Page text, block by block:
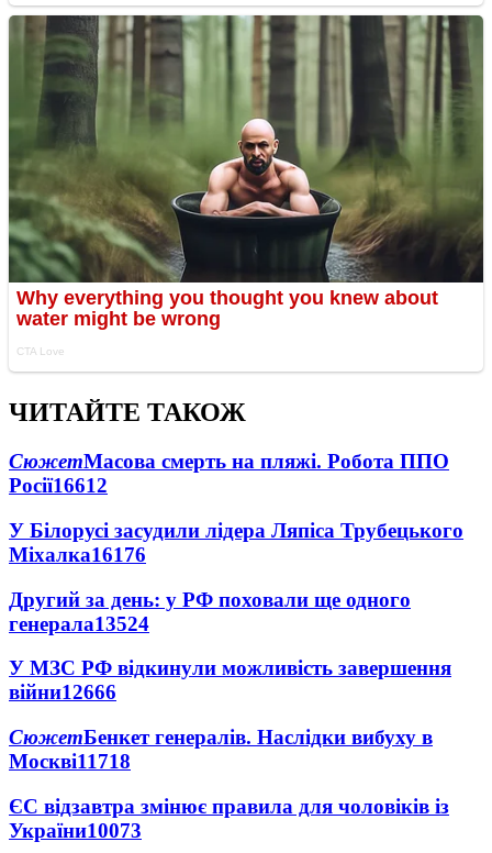
ЧИТАЙТЕ ТАКОЖ
СюжетМасова смерть на пляжі. Робота ППО
Росії16612
У Білорусі засудили лідера Ляпіса Трубецького
Міхалка16176
Другий за день: у РФ поховали ще одного
генерала13524
У МЗС РФ відкинули можливість завершення
війни12666
СюжетБенкет генералів. Наслідки вибуху в
Москві11718
ЄС відзавтра змінює правила для чоловіків із
України10073